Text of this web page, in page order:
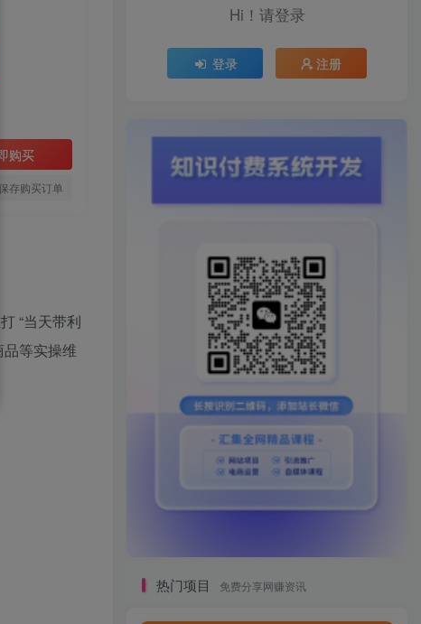
即购买
存购买订单
“当天带利
品等实操维
Hi！请登录
登录 注册
热门项目 免费分享网赚资讯